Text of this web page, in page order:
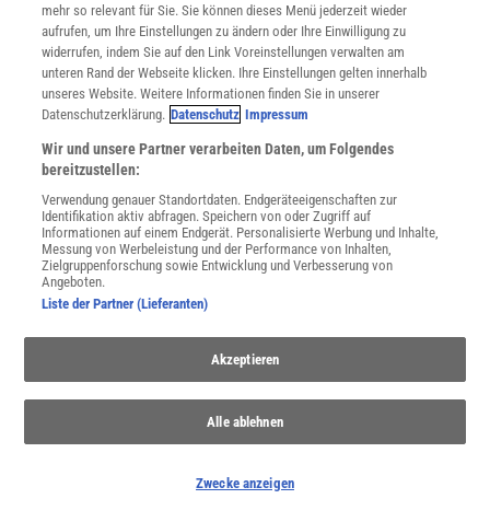
Zurück zum Mond
Apollomissionen galt er lange als uninteressant, nun aber strebt
die Menschheit wieder zu ihrem kosmischen Begleiter.
mehr so relevant für Sie. Sie können dieses Menü jederzeit wieder
aufrufen, um Ihre Einstellungen zu ändern oder Ihre Einwilligung zu
widerrufen, indem Sie auf den Link Voreinstellungen verwalten am
unteren Rand der Webseite klicken. Ihre Einstellungen gelten innerhalb
unseres Website. Weitere Informationen finden Sie in unserer
Datenschutzerklärung. Datenschutz Impressum
Wir und unsere Partner verarbeiten Daten, um Folgendes
bereitzustellen:
Verwendung genauer Standortdaten. Endgeräteeigenschaften zur
Identifikation aktiv abfragen. Speichern von oder Zugriff auf
Informationen auf einem Endgerät. Personalisierte Werbung und Inhalte,
Messung von Werbeleistung und der Performance von Inhalten,
Zielgruppenforschung sowie Entwicklung und Verbesserung von
Angeboten.
Liste der Partner (Lieferanten)
Akzeptieren
Alle ablehnen
Zwecke anzeigen